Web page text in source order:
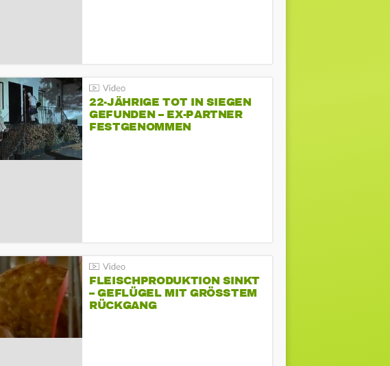
22-JÄHRIGE TOT IN SIEGEN
GEFUNDEN – EX-PARTNER
FESTGENOMMEN
FLEISCHPRODUKTION SINKT
– GEFLÜGEL MIT GRÖSSTEM R
ÜCKGANG